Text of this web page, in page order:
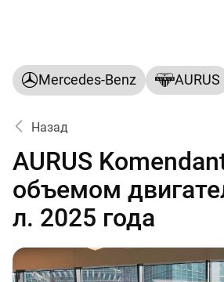
Mercedes-Benz AURUS
Назад
AURUS
объемом
л. 2025 года